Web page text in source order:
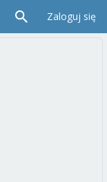
Zaloguj się